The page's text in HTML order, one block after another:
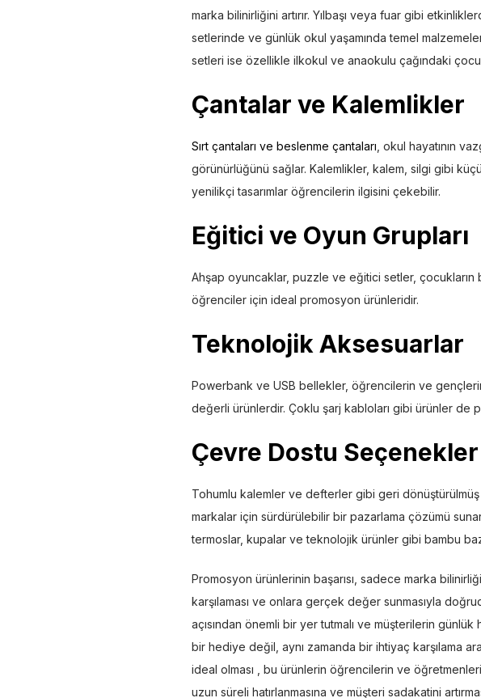
marka bilinirliğini artırır. Yılbaşı veya fuar gibi
setlerinde ve günlük okul yaşamında temel
setleri ise özellikle ilkokul ve anaokulu çağındaki
Çantalar ve Kalemlikler
Sırt çantaları ve beslenme çantaları , okul hayatının
görünürlüğünü sağlar. Kalemlikler, kalem, silgi gibi
yenilikçi tasarımlar öğrencilerin ilgisini çekebilir.
Eğitici ve Oyun Grupları
Ahşap oyuncaklar, puzzle ve eğitici setler,
öğrenciler için ideal promosyon ürünleridir.
Teknolojik Aksesuarlar
Powerbank ve USB bellekler, öğrencilerin ve
değerli ürünlerdir. Çoklu şarj kabloları gibi ürünler de
Çevre Dostu Seçenekler
Tohumlu kalemler ve defterler gibi geri
markalar için sürdürülebilir bir pazarlama çözümü
termoslar, kupalar ve teknolojik ürünler gibi bambu
Promosyon ürünlerinin başarısı, sadece marka
karşılaması ve onlara gerçek değer sunmasıyla
açısından önemli bir yer tutmalı ve müşterilerin günlük
bir hediye değil, aynı zamanda bir ihtiyaç karşılama
ideal olması , bu ürünlerin öğrencilerin ve
uzun süreli hatırlanmasına ve müşteri sadakatini